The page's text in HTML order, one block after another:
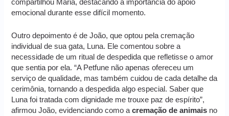
compartilhou Maria, destacando a importância do apoio
emocional durante esse difícil momento.
Outro depoimento é de João, que optou pela cremação
individual de sua gata, Luna. Ele comentou sobre a
necessidade de um ritual de despedida que refletisse o amor
que sentia por ela. “A Petfune não apenas ofereceu um
serviço de qualidade, mas também cuidou de cada detalhe da
cerimônia, tornando a despedida algo especial. Saber que
Luna foi tratada com dignidade me trouxe paz de espírito”,
afirmou João, evidenciando como acremação de animais no